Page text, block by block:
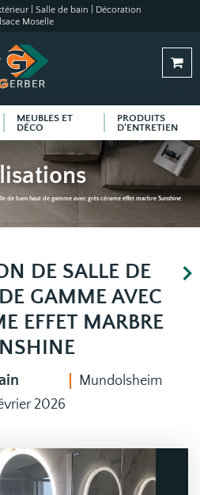
| Salle de bain | Décoration
Moselle
MEUBLES ET
DÉCO
PRODUITS
D'ENTRETIEN
de bain haut de gamme avec grès cérame effet marbre Sunshine
DE SALLE DE
GAMME AVEC
EFFET MARBRE
Mundolsheim
2026